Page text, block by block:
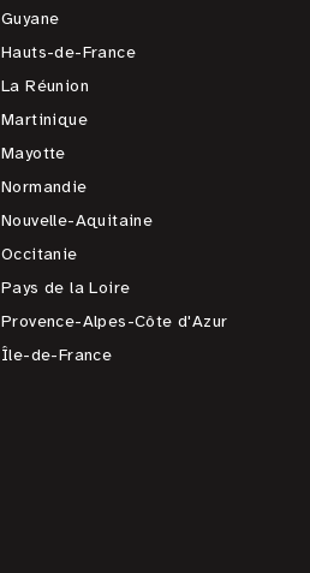
Guyane
Hauts-de-France
La Réunion
Martinique
Mayotte
Normandie
Nouvelle-Aquitaine
Occitanie
Pays de la Loire
Provence-Alpes-Côte d'Azur
Île-de-France